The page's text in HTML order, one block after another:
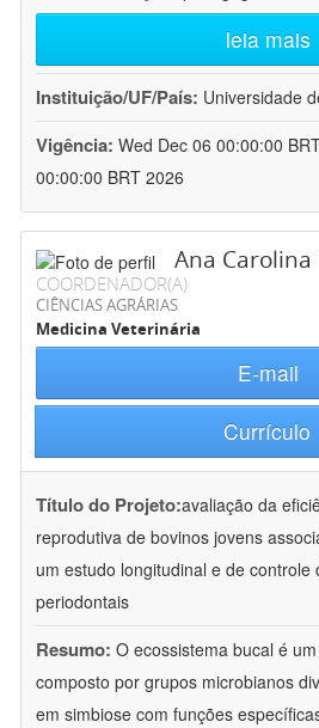
leia mais
Instituição/UF/País: Universidade
Vigência: Wed Dec 06 00:00:00
00:00:00 BRT 2026
Ana
COORDENADOR(A)
CIÊNCIAS AGRÁRIAS
Medicina Veterinária
E-mail
Currículo
Título do Projeto:avaliação da
reprodutiva de bovinos jovens
um estudo longitudinal e de controle
periodontais
Resumo: O ecossistema bucal é
composto por grupos microbianos
em simbiose com funções